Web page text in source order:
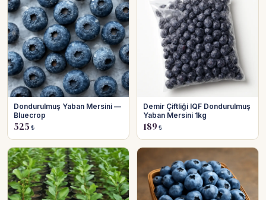
Dondurulmuş Yaban Mersini —
Bluecrop
525 ₺
Demir Çiftliği IQF Dondurulmuş
Yaban Mersini 1kg
189 ₺